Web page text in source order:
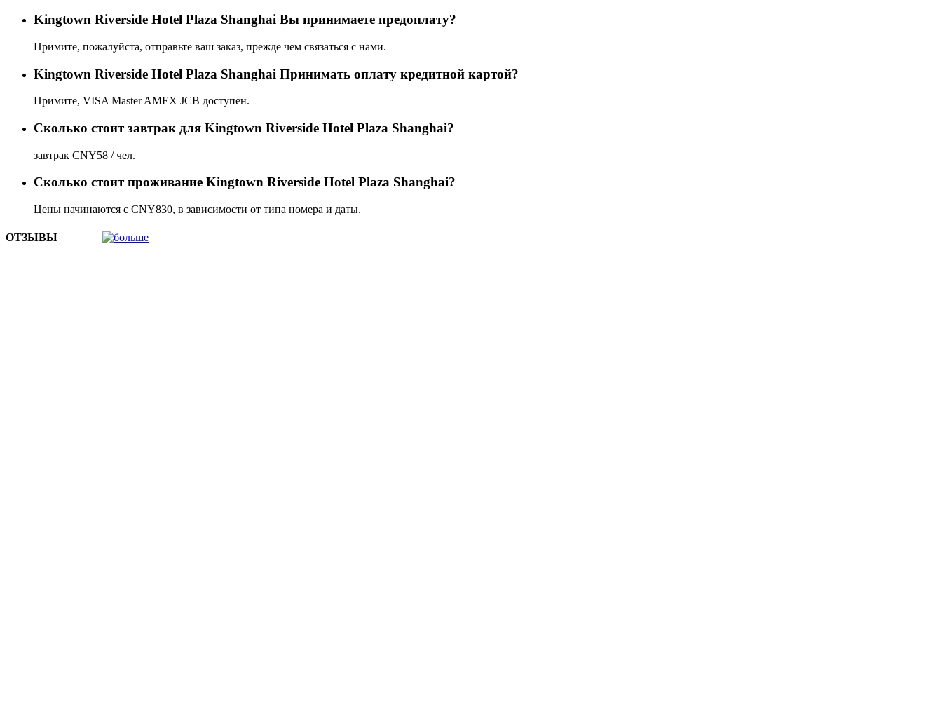
Kingtown Riverside Hotel Plaza Shanghai Вы принимаете предоплату?
Примите, пожалуйста, отправьте ваш заказ, прежде чем связаться с нами.
Kingtown Riverside Hotel Plaza Shanghai Принимать оплату кредитной картой?
Примите, VISA Master AMEX JCB доступен.
Сколько стоит завтрак для Kingtown Riverside Hotel Plaza Shanghai?
завтрак CNY58 / чел.
Сколько стоит проживаниe Kingtown Riverside Hotel Plaza Shanghai?
Цены начинаются с CNY830, в зависимости от типа номера и даты.
ОТЗЫВЫ